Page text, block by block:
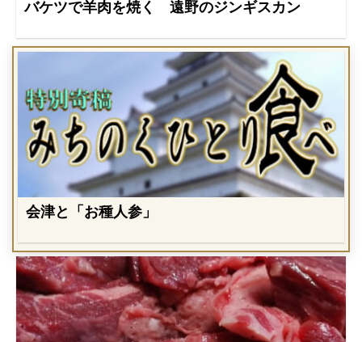
バケツで羊肉を焼く 遠野のジンギスカン
会津と「お種人参」